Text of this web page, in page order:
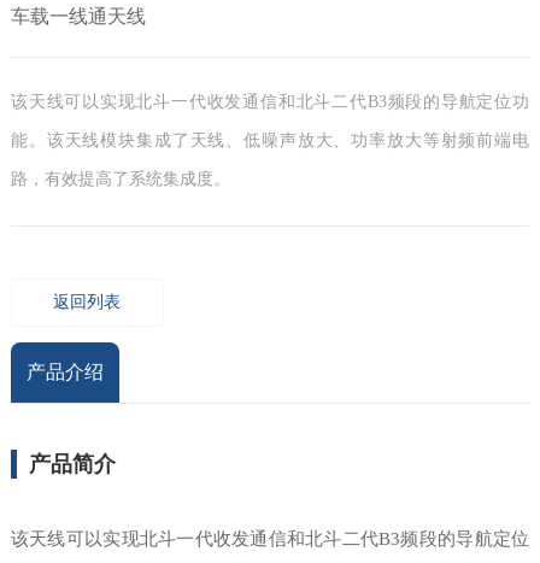
车载一线通天线
该天线可以实现北斗一代收发通信和北斗二代B3频段的导航定位功
能。该天线模块集成了天线、低噪声放大、功率放大等射频前端电
路，有效提高了系统集成度。
返回列表
产品介绍
产品简介
该天线可以实现北斗一代收发通信和北斗二代B3频段的导航定位